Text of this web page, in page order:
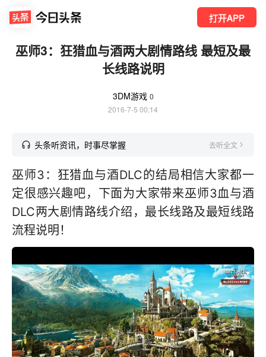
打开APP
巫师3：狂猎血与酒两大剧情路线 最短及最
长线路说明
3DM游戏 0
2016-7-5 00:14
头条听资讯，时事尽掌握 去听全文
巫师3：狂猎血与酒DLC的结局相信大家都一
定很感兴趣吧，下面为大家带来巫师3血与酒
DLC两大剧情路线介绍，最长线路及最短线路
流程说明！